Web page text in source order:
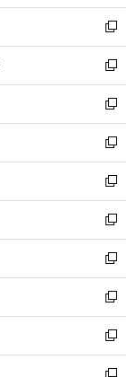
ウ
で
開
く
ン
ド
ウ
で
開
く
新
し
い
ウ
ィ
ン
ド
ウ
で
開
く
新
し
い
ウ
ィ
ン
ド
ウ
で
開
く
新
し
い
ウ
ィ
ン
ド
ウ
で
開
く
新
し
い
ウ
ィ
ン
ド
ウ
で
開
く
新
し
い
ウ
ィ
ン
ド
ウ
で
開
く
新
し
い
ウ
ィ
ン
ド
ウ
新
し
い
ウ
ィ
ン
新
し
い
ウ
新
し